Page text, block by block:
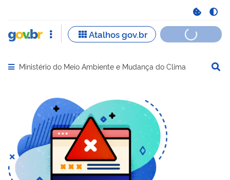
Abrir menu principal de navegação
Ministério do Meio Ambiente e Mudança do Clima